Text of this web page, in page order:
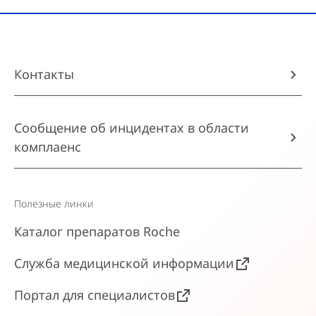
Контакты
Сообщение об инцидентах в области
комплаенс
Полезные линки
Каталог препаратов Roche
Служба медицинской информации
Портал для специалистов